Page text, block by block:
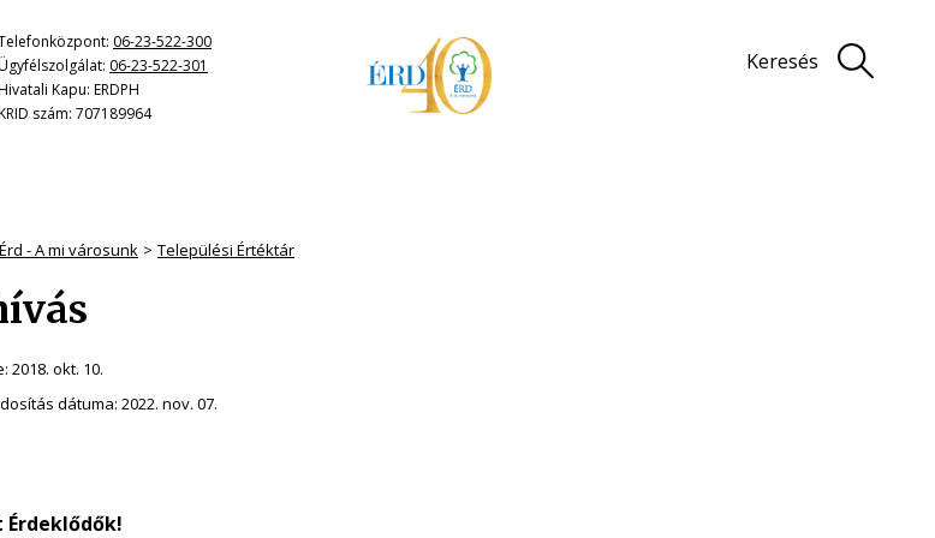
06-23-522-300
06-23-522-301
Kapu: ERDPH
szám: 707189964
Keresés
Érd - A mi városunk Települési Értéktár
2018. okt. 10.
dátuma: 2022. nov. 07.